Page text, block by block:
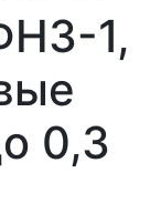
1,
0,3